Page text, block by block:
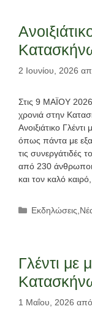
2 Ιουνίου, 2026
Στις 9 ΜΑΪΟΥ
χρονιά στην
Ανοιξιάτικο
όπως πάντα με
τις συνεργάτιδές
από 230
και τον καλό
Κατηγορίες
Εκδηλώσεις
Γλέντι με
1 Μαΐου, 2026 από